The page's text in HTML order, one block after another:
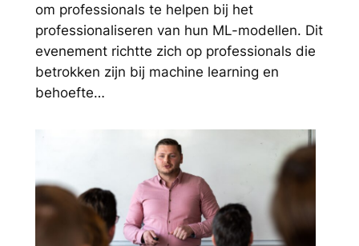
om professionals te helpen bij het
professionaliseren van hun ML-modellen. Dit
evenement richtte zich op professionals die
betrokken zijn bij machine learning en
behoefte…